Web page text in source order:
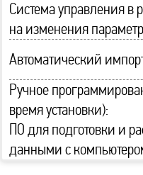
Система управления в
на изменения
Автоматический
Ручное
время установки):
ПО для подготовки и
данными с